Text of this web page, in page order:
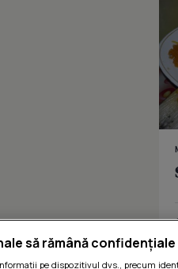
să rămână confidențiale
pe dispozitivul dvs., precum